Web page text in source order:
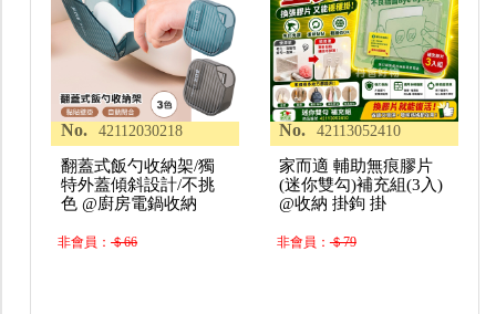
No. 42112030218
翻蓋式飯勺收納架/獨
特外蓋傾斜設計/不挑
色 @廚房電鍋收納
非會員：＄66
No. 42113052410
家而適 輔助無痕膠片
(迷你雙勾)補充組(3入)
@收納 掛鉤 掛
非會員：＄79